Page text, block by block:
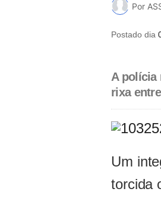
Por
Postado dia
A polícia
rixa
Um
torcida